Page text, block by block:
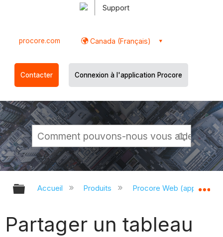
Support
procore.com Canada (Français)
Contacter Connexion à l'application Procore
Développer/réduire la hiérarchie
Accueil Produits Procore Web
Partager un tableau